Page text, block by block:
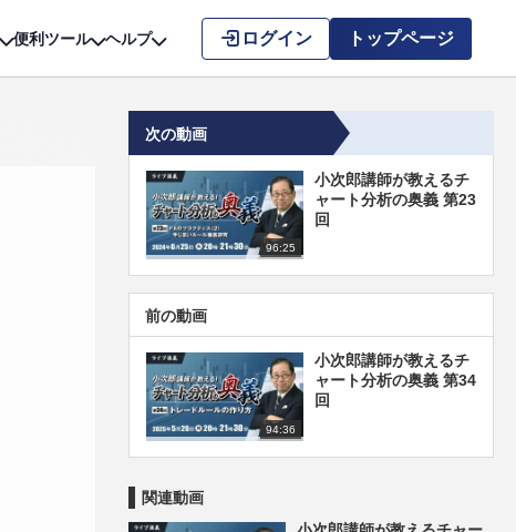
便利ツール ヘルプ ログイン トップページ
次の動画
96:25
小次郎講師が教えるチ
ャート分析の奥義 第23
回
前の動画
94:36
小次郎講師が教えるチ
ャート分析の奥義 第34
回
関連動画